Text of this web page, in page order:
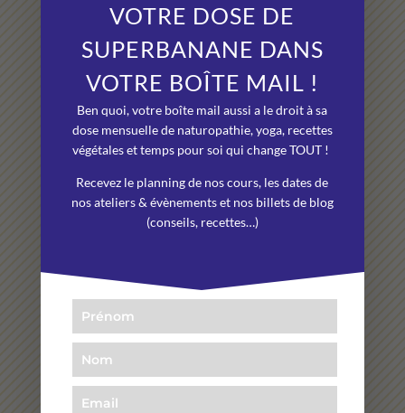
améliorer ma santé. Tout cela validé par mon
médecin traitant. »
Valérie F.(Médoucine)
★★★★★
« Humaine, bienveillante et surdouée, Andréa est un
professeur de Yoga au top ! Ses cours sont des
d’explications. »
VOTRE DOSE DE
SUPERBANANE DANS
VOTRE BOÎTE MAIL !
Ben quoi, votre boîte mail aussi a le droit à sa
dose mensuelle de naturopathie, yoga, recettes
végétales et temps pour soi qui change TOUT !
Recevez le planning de nos cours, les dates de
nos ateliers & évènements et nos billets de blog
(conseils, recettes…)